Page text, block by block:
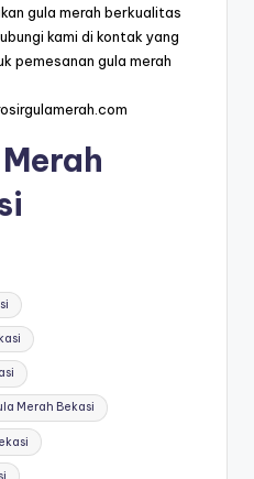
gula merah berkualitas
kami di kontak yang
pemesanan gula merah
Merah Bekasi